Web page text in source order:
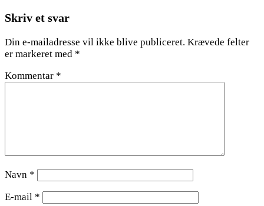
Skriv et svar
Din e-mailadresse vil ikke blive publiceret. Krævede felter
er markeret med *
Kommentar *
Navn *
E-mail *